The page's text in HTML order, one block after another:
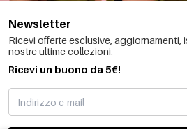
Newsletter
Ricevi offerte esclusive, aggiornamenti,
nostre ultime collezioni.
Ricevi un buono da 5€!